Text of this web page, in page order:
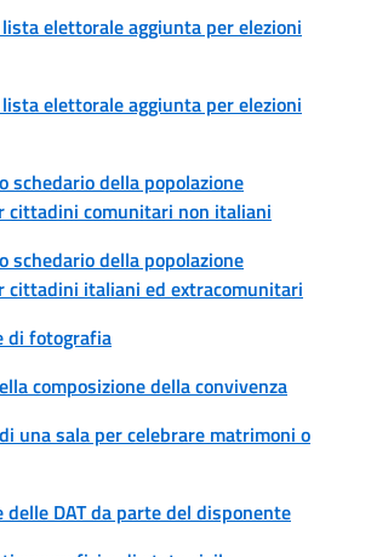
elettorale aggiunta per elezioni
elettorale aggiunta per elezioni
schedario della popolazione
cittadini comunitari non italiani
schedario della popolazione
cittadini italiani ed extracomunitari
di fotografia
composizione della convivenza
una sala per celebrare matrimoni o
delle DAT da parte del disponente